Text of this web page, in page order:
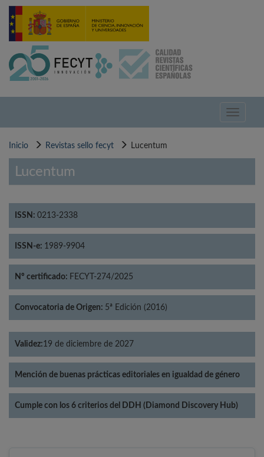
Pasar
contenido
Toggle
Inicio Revistas sello fecyt Lucentum
Lucentum
ISSN: 0213-2338
ISSN-e: 1989-9904
Nº certificado: FECYT-274/2025
Convocatoria de Origen: 5ª Edición (2016)
Validez:19 de diciembre de 2027
Mención de buenas prácticas editoriales en igualdad de género
Cumple con los 6 criterios del DDH (Diamond Discovery Hub)